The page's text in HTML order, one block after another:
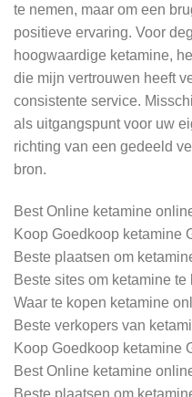
te nemen, maar om een
positieve ervaring. Voor
hoogwaardige ketamine,
die mijn vertrouwen heeft
consistente service.
als uitgangspunt voor uw
richting van een gedeeld
bron.
Best Online ketamine
Koop Goedkoop ketamine
Beste plaatsen om
Beste sites om ketamine
Waar te kopen ketamine
Beste verkopers van
Koop Goedkoop ketamine
Best Online ketamine
Beste plaatsen om